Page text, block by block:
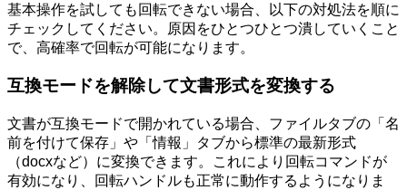
基本操作を試しても回転できない場合、以下の対処法を順に
チェックしてください。原因をひとつひとつ潰していくこと
で、高確率で回転が可能になります。
互換モードを解除して文書形式を変換する
文書が互換モードで開かれている場合、ファイルタブの「名
前を付けて保存」や「情報」タブから標準の最新形式
（docxなど）に変換できます。これにより回転コマンドが
有効になり、回転ハンドルも正常に動作するようになりま